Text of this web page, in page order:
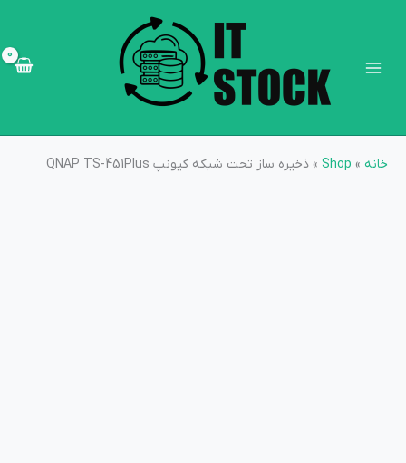
خانه »
Shop
» ذخیره ساز تحت شبکه کیونپ QNAP TS-451Plus